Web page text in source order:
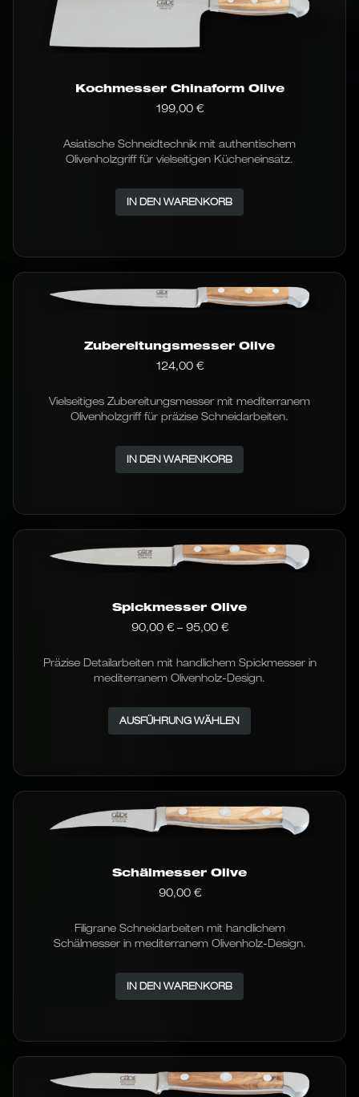
Kochmesser Chinaform Olive
199,00 €
Asiatische Schneidtechnik mit authentischem
Olivenholzgriff für vielseitigen Kücheneinsatz.
IN DEN WARENKORB
Zubereitungsmesser Olive
124,00 €
Vielseitiges Zubereitungsmesser mit mediterranem
Olivenholzgriff für präzise Schneidarbeiten.
IN DEN WARENKORB
Spickmesser Olive
90,00 € – 95,00 €Preisspanne:
95,00 €
Präzise Detailarbeiten mit handlichem Spickmesser in
mediterranem Olivenholz-Design.
AUSFÜHRUNG WÄHLEN
Varianten
auf.
Die
Optionen
Schälmesser Olive
90,00 €
Filigrane Schneidarbeiten mit handlichem
Schälmesser in mediterranem Olivenholz-Design.
IN DEN WARENKORB